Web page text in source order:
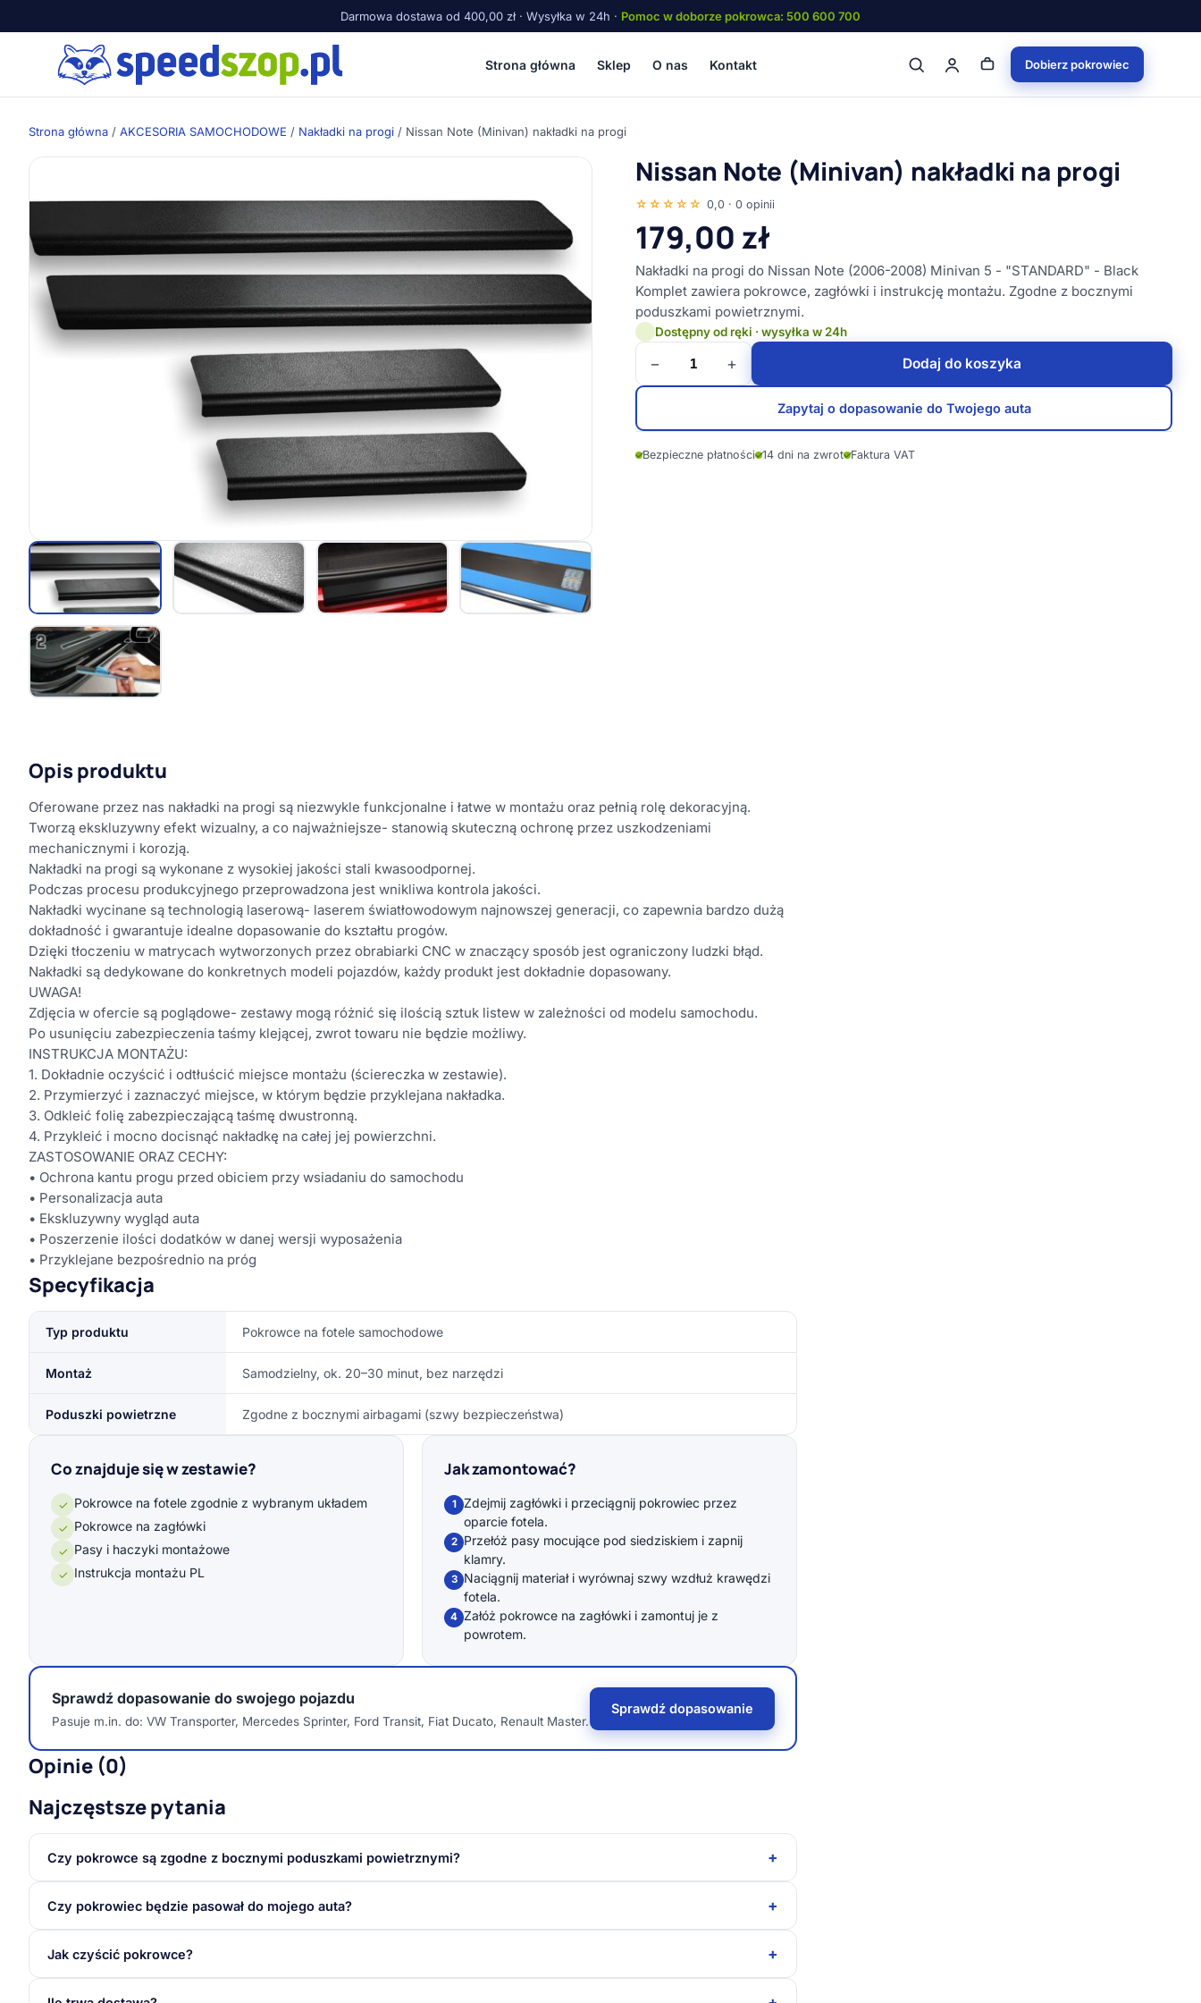
Darmowa dostawa od 400,00 zł · Wysyłka w 24h · Pomoc w doborze pokrowca: 500 600 700
Strona główna Sklep O nas Kontakt Dobierz pokrowiec
Strona główna / AKCESORIA SAMOCHODOWE / Nakładki na progi / Nissan Note (Minivan) nakładki na progi
Nissan Note (Minivan) nakładki na progi
☆☆☆☆☆0,0 · 0 opinii
179,00zł
Nakładki na progi do Nissan Note (2006-2008) Minivan 5 - "STANDARD" - Black
Komplet zawiera pokrowce, zagłówki i instrukcję montażu. Zgodne z bocznymi
poduszkami powietrznymi.
Dostępny od ręki · wysyłka w 24h
− + Dodaj do koszyka
Zapytaj o dopasowanie do Twojego auta
✓Bezpieczne płatności✓14 dni na zwrot✓Faktura VAT
Opis produktu
Oferowane przez nas nakładki na progi są niezwykle funkcjonalne i łatwe w montażu oraz pełnią rolę dekoracyjną.
Tworzą ekskluzywny efekt wizualny, a co najważniejsze- stanowią skuteczną ochronę przez uszkodzeniami
mechanicznymi i korozją.
Nakładki na progi są wykonane z wysokiej jakości stali kwasoodpornej.
Podczas procesu produkcyjnego przeprowadzona jest wnikliwa kontrola jakości.
Nakładki wycinane są technologią laserową- laserem światłowodowym najnowszej generacji, co zapewnia bardzo dużą
dokładność i gwarantuje idealne dopasowanie do kształtu progów.
Dzięki tłoczeniu w matrycach wytworzonych przez obrabiarki CNC w znaczący sposób jest ograniczony ludzki błąd.
Nakładki są dedykowane do konkretnych modeli pojazdów, każdy produkt jest dokładnie dopasowany.
UWAGA!
Zdjęcia w ofercie są poglądowe- zestawy mogą różnić się ilością sztuk listew w zależności od modelu samochodu.
Po usunięciu zabezpieczenia taśmy klejącej, zwrot towaru nie będzie możliwy.
INSTRUKCJA MONTAŻU:
1. Dokładnie oczyścić i odtłuścić miejsce montażu (ściereczka w zestawie).
2. Przymierzyć i zaznaczyć miejsce, w którym będzie przyklejana nakładka.
3. Odkleić folię zabezpieczającą taśmę dwustronną.
4. Przykleić i mocno docisnąć nakładkę na całej jej powierzchni.
ZASTOSOWANIE ORAZ CECHY:
• Ochrona kantu progu przed obiciem przy wsiadaniu do samochodu
• Personalizacja auta
• Ekskluzywny wygląd auta
• Poszerzenie ilości dodatków w danej wersji wyposażenia
• Przyklejane bezpośrednio na próg
Specyfikacja
Typ produktu Pokrowce na fotele samochodowe
Montaż Samodzielny, ok. 20–30 minut, bez narzędzi
Poduszki powietrzne Zgodne z bocznymi airbagami (szwy bezpieczeństwa)
Co znajduje się w zestawie?
✓ Pokrowce na fotele zgodnie z wybranym układem
✓ Pokrowce na zagłówki
✓ Pasy i haczyki montażowe
✓ Instrukcja montażu PL
Jak zamontować?
1
Zdejmij zagłówki i przeciągnij pokrowiec przez
oparcie fotela.
2
Przełóż pasy mocujące pod siedziskiem i zapnij
klamry.
3
Naciągnij materiał i wyrównaj szwy wzdłuż krawędzi
fotela.
4 Załóż pokrowce na zagłówki i zamontuj je z
powrotem.
Sprawdź dopasowanie do swojego pojazdu
Pasuje m.in. do: VW Transporter, Mercedes Sprinter, Ford Transit, Fiat Ducato, Renault Master.
Sprawdź dopasowanie
Opinie (0)
Najczęstsze pytania
Czy pokrowce są zgodne z bocznymi poduszkami powietrznymi? +
Czy pokrowiec będzie pasował do mojego auta? +
Jak czyścić pokrowce? +